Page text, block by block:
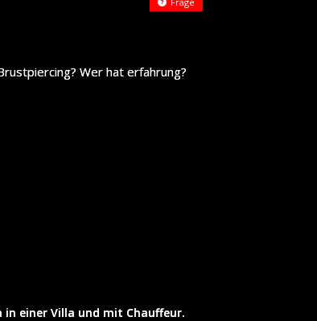
Wer hat erfahrung?
einer Villa und mit Chauffeur.